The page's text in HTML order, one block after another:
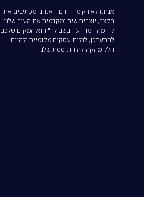
אנחנו לא רק מדווחים – אנחנו מכתיבים את
הקצב, יוצרים שיח ומקדמים את העיר שלנו
קדימה. "מודיעין בשבילך" הוא המקום שלכם
להתעדכן, לגלות עסקים מקומיים ולהיות
חלק מהקהילה התוססת שלנו.